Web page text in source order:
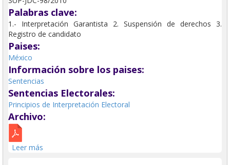
Palabras clave:
1.- Interpretación Garantista 2. Suspensión de derechos 3.
Registro de candidato
Paises:
México
Información sobre los paises:
Sentencias
Sentencias Electorales:
Principios de Interpretación Electoral
Archivo:
Leer más